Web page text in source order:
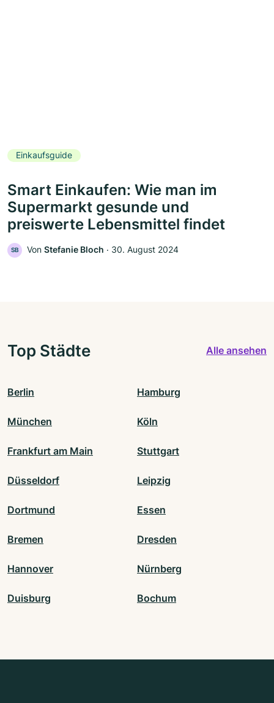
Einkaufsguide
Smart Einkaufen: Wie man im
Supermarkt gesunde und
preiswerte Lebensmittel findet
SB Von Stefanie Bloch ‧ 30. August 2024
Top Städte Alle ansehen
Berlin Hamburg
München Köln
Frankfurt am Main Stuttgart
Düsseldorf Leipzig
Dortmund Essen
Bremen Dresden
Hannover Nürnberg
Duisburg Bochum